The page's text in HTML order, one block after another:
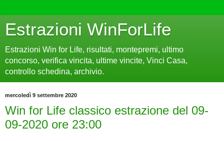
Estrazioni WinForLife
Estrazioni Win for Life, risultati, montepremi, ultimo
concorso, verifica vincita, ultime vincite, Vinci Casa,
controllo schedina, archivio.
mercoledì 9 settembre 2020
Win for Life classico estrazione del 09-
09-2020 ore 23:00